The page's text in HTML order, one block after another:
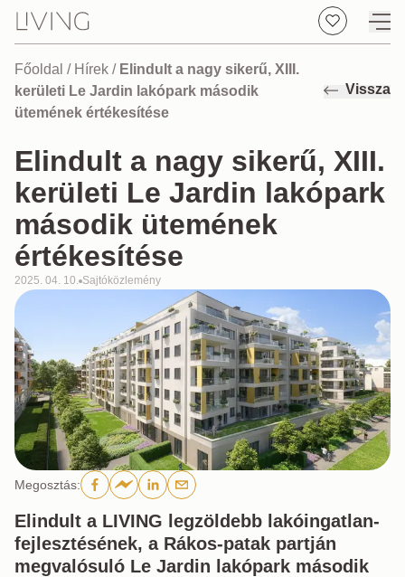
Főoldal / Hírek / Elindult a nagy sikerű, XIII.
kerületi Le Jardin lakópark második
ütemének értékesítése
Vissza
Elindult a nagy sikerű, XIII.
kerületi Le Jardin lakópark
második ütemének
értékesítése
2025. 04. 10. Sajtóközlemény
Megosztás:
Elindult a LIVING legzöldebb lakóingatlan-
fejlesztésének, a Rákos-patak partján
megvalósuló Le Jardin lakópark második